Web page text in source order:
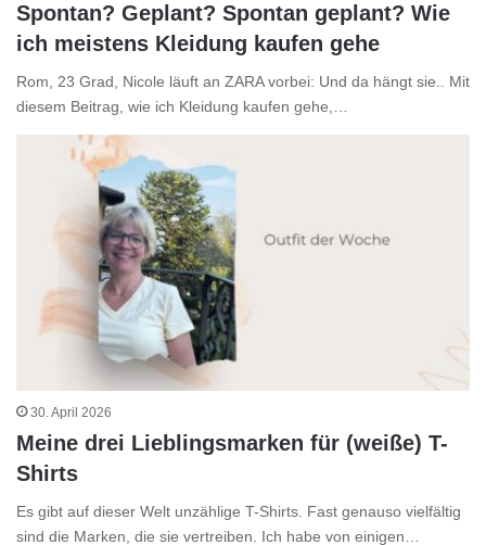
Spontan? Geplant? Spontan geplant? Wie
ich meistens Kleidung kaufen gehe
Rom, 23 Grad, Nicole läuft an ZARA vorbei: Und da hängt sie.. Mit
diesem Beitrag, wie ich Kleidung kaufen gehe,…
30. April 2026
Meine drei Lieblingsmarken für (weiße) T-
Shirts
Es gibt auf dieser Welt unzählige T-Shirts. Fast genauso vielfältig
sind die Marken, die sie vertreiben. Ich habe von einigen…